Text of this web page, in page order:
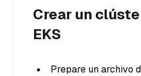
Crear un
EKS
Prepare un archivo